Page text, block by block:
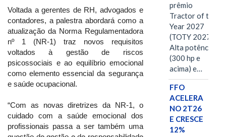
Voltada a gerentes de RH, advogados e
contadores, a palestra abordará como a
atualização da Norma Regulamentadora
nº 1 (NR-1) traz novos requisitos
voltados à gestão de riscos
psicossociais e ao equilíbrio emocional
como elemento essencial da segurança
e saúde ocupacional.
“Com as novas diretrizes da NR-1, o
cuidado com a saúde emocional dos
profissionais passa a ser também uma
prêmio
Tractor of the
Year 2027
(TOTY 2027:
Alta potência
(300 hp e
acima) e…
FFO
ACELERA
NO 2T26
E CRESCE
12%